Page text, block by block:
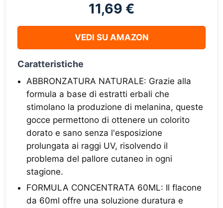
11,69 €
VEDI SU AMAZON
Caratteristiche
ABBRONZATURA NATURALE: Grazie alla
formula a base di estratti erbali che
stimolano la produzione di melanina, queste
gocce permettono di ottenere un colorito
dorato e sano senza l'esposizione
prolungata ai raggi UV, risolvendo il
problema del pallore cutaneo in ogni
stagione.
FORMULA CONCENTRATA 60ML: Il flacone
da 60ml offre una soluzione duratura e